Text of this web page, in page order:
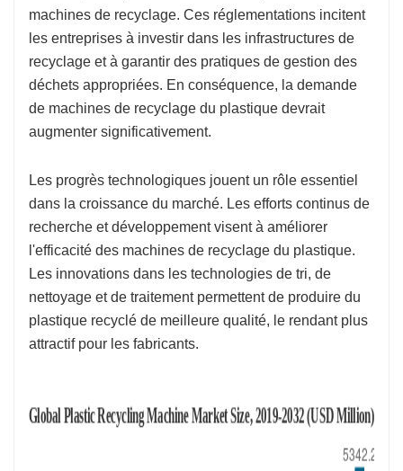
machines de recyclage. Ces réglementations incitent
les entreprises à investir dans les infrastructures de
recyclage et à garantir des pratiques de gestion des
déchets appropriées. En conséquence, la demande
de machines de recyclage du plastique devrait
augmenter significativement.
Les progrès technologiques jouent un rôle essentiel
dans la croissance du marché. Les efforts continus de
recherche et développement visent à améliorer
l'efficacité des machines de recyclage du plastique.
Les innovations dans les technologies de tri, de
nettoyage et de traitement permettent de produire du
plastique recyclé de meilleure qualité, le rendant plus
attractif pour les fabricants.